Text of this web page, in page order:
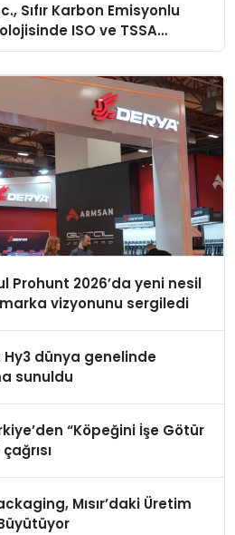
Sıfır Karbon Emisyonlu
ISO ve TSSA
Aldı
Prohunt 2026’da yeni nesil
vizyonunu sergiledi
dünya genelinde
sunuldu
“Köpeğini İşe Götür
Mısır’daki Üretim